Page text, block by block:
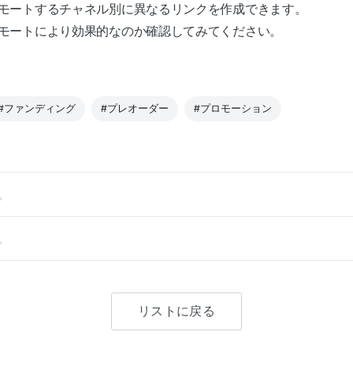
ートするチャネル別に異なるリンクを作成できます。
ートにより効果的なのか確認してみてください。
ファンディング #プレオーダー #プロモーション
リストに戻る